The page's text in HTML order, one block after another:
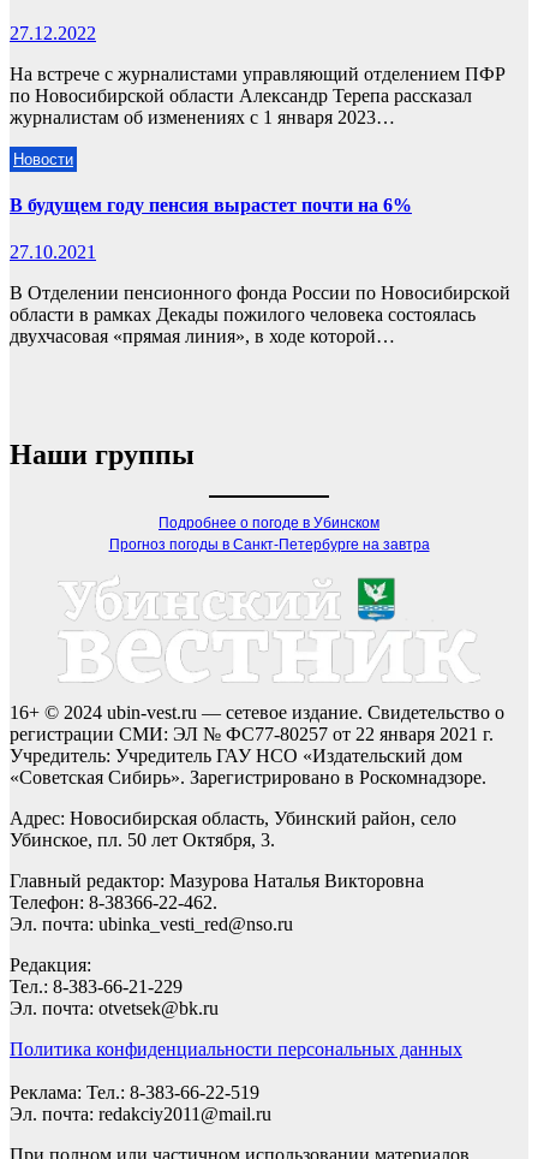
27.12.2022
На встрече с журналистами управляющий отделением ПФР
по Новосибирской области Александр Терепа рассказал
журналистам об изменениях с 1 января 2023…
Новости
В будущем году пенсия вырастет почти на 6%
27.10.2021
В Отделении пенсионного фонда России по Новосибирской
области в рамках Декады пожилого человека состоялась
двухчасовая «прямая линия», в ходе которой…
Наши группы
Подробнее о погоде в Убинском
Прогноз погоды в Санкт-Петербурге на завтра
16+ © 2024 ubin-vest.ru — сетевое издание. Свидетельство о
регистрации СМИ: ЭЛ № ФС77-80257 от 22 января 2021 г.
Учредитель: Учредитель ГАУ НСО «Издательский дом
«Советская Сибирь». Зарегистрировано в Роскомнадзоре.
Адрес: Новосибирская область, Убинский район, село
Убинское, пл. 50 лет Октября, 3.
Главный редактор: Мазурова Наталья Викторовна
Телефон: 8-38366-22-462.
Эл. почта: ubinka_vesti_red@nso.ru
Редакция:
Тел.: 8-383-66-21-229
Эл. почта: otvetsek@bk.ru
Политика конфиденциальности персональных данных
Реклама: Тел.: 8-383-66-22-519
Эл. почта: redakciy2011@mail.ru